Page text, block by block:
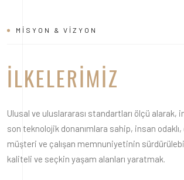
MISYON & VIZYON
İLKELERIMIZ
Ulusal ve uluslararası standartları ölçü alarak,
son teknolojik donanımlara sahip, insan odaklı,
müşteri ve çalışan memnuniyetinin
kaliteli ve seçkin yaşam alanları yaratmak.